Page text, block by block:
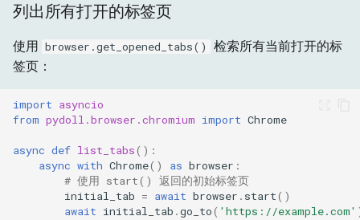
列出所有打开的标签页
使用 browser.get_opened_tabs()
检索所有当前打开的标
签页：
import asyncio
from pydoll.browser.chromium import Chrome
async def list_tabs():
async with Chrome() as browser :
# 使用 start() 返回的初始标签页
initial_tab = await browser . start()
await initial_tab .go_to( 'https://example.com'